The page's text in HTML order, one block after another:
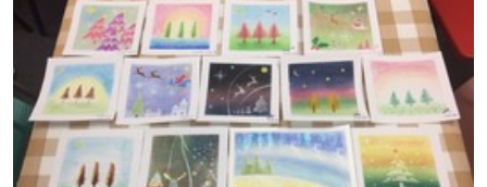
​學院為學歷頒授課程特設「註冊及學費通知」，適
用於一般學歷頒授課程。
課程負責人會為學員送上「註冊及學費通知」
(「通知」)，請填妥有關「通知」，並親往報名中
心或以郵遞方式，遞交「通知」及繳交所需費用。